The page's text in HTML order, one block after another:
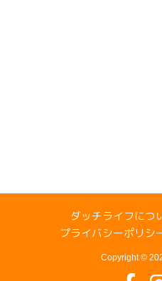
ダッチライフにつ
プライバシーポリシ
Copyright ©